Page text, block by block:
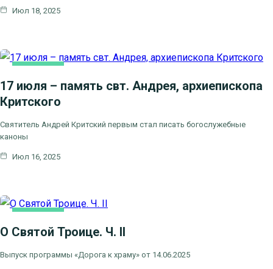
Июл 18, 2025
17 июля – память свт. Андрея, архиепископа
Критского
Святитель Андрей Критский первым стал писать богослужебные
каноны
Июл 16, 2025
О Святой Троице. Ч. II
Выпуск программы «Дорога к храму» от 14.06.2025